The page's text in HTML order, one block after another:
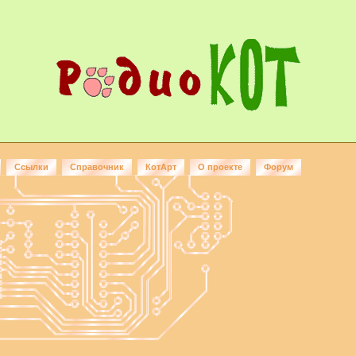
Ссылки Справочник КотАрт О проекте Форум